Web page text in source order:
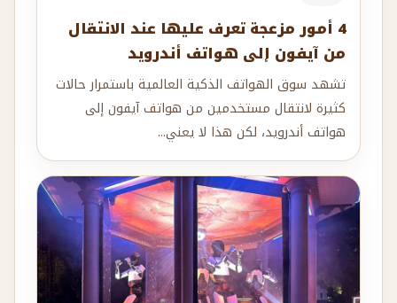
4 أمور مزعجة تعرف عليها عند الانتقال
من آيفون إلى هواتف أندرويد
تشهد سوق الهواتف الذكية العالمية باستمرار حالات
كثيرة لانتقال مستخدمين من هواتف آيفون إلى
هواتف أندرويد، لكن هذا لا يعني...